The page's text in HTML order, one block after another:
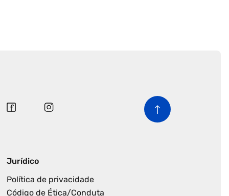
Jurídico
Política de privacidade
Código de Ética/Conduta